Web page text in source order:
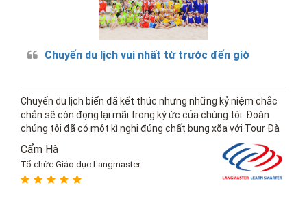
Chuyến du lịch vui nhất từ trước đến giờ
Chuyến du lịch biển đã kết thúc nhưng những kỷ niệm chắc
chắn sẽ còn đọng lại mãi trong ký ức của chúng tôi. Đoàn
chúng tôi đã có một kì nghỉ đúng chất bung xõa với Tour Đà
Nẵng vừa rồi, thật là một chuyến đi khó quên.
Cẩm Hà
Tổ chức Giáo dục Langmaster